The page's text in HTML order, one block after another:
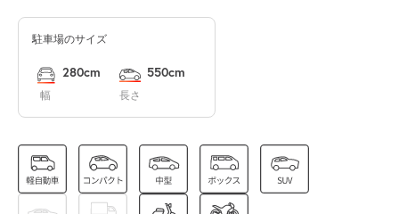
8月15日 (土) 休
駐車場のサイズ
幅
280cm
長さ
550cm